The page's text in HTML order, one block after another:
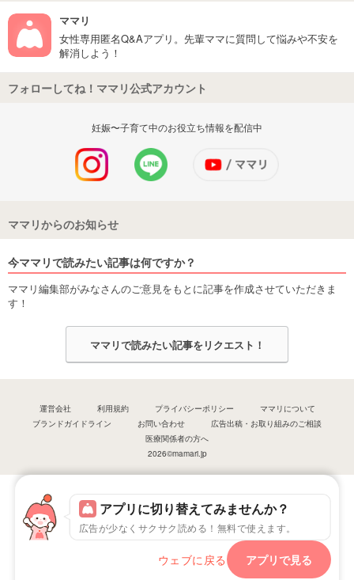
アプリに切り替えてみませんか？
広告が少なくサクサク読める！無料で使えます。
ウェブに戻る アプリで見る
ママリ
女性専用匿名Q&Aアプリ。先輩ママに質問して悩みや不安を
解消しよう！
フォローしてね！ママリ公式アカウント
妊娠〜子育て中のお役立ち情報を配信中
ママリからのお知らせ
今ママリで読みたい記事は何ですか？
ママリ編集部がみなさんのご意見をもとに記事を作成させていただきま
す！
ママリで読みたい記事をリクエスト！
運営会社 利用規約 プライバシーポリシー
ママリについて
ブランドガイドライン
お問い合わせ
広告出稿・お取り組みのご相談
医療関係者の方へ
2026©mamari.jp